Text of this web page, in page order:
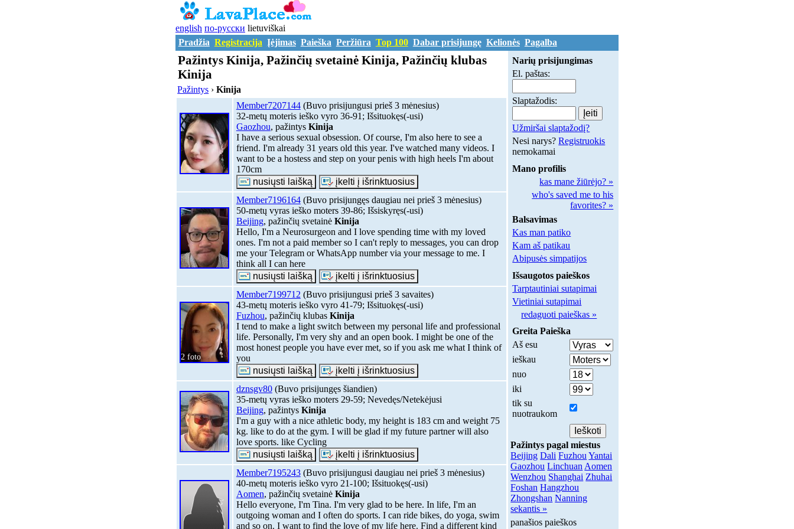
english по-русски lietuviškai
Pradžia Registracija Įėjimas Paieška Peržiūra Top 100 Dabar prisijungę Kelionės Pagalba
Pažintys Kinija, Pažinčių svetainė Kinija, Pažinčių klubas
Kinija
Pažintys ›Kinija
Member7207144(Buvo prisijungusi prieš 3 mėnesius)
32-metų moteris ieško vyro 36-91; Išsituokęs(-usi)
Gaozhou, pažintys Kinija
I have a serious sexual obsession. Of course, I'm also here to see a
friend. I'm already 31 years old this year. I've watched many videos. I
want to be a hostess and step on your penis with high heels I'm about
170cm
Member7196164(Buvo prisijungęs daugiau nei prieš 3 mėnesius)
50-metų vyras ieško moters 39-86; Išsiskyręs(-usi)
Beijing, pažinčių svetainė Kinija
Hello, I'm a Neurosurgeon and I love spending time with my loved
ones. I'm not a paid member so I can't reply to messages, you can drop
me your Telegram or WhatsApp number via your message to me. I
think all I can here
2 foto
Member7199712 (Buvo prisijungusi prieš 3 savaites)
43-metų moteris ieško vyro 41-79; Išsituokęs(-usi)
Fuzhou, pažinčių klubas Kinija
I tend to make a light switch between my personal life and professional
life. Personally, I'm very shy and an open book. I might be one of the
most honest people you have ever met, so if you ask me what I think of
you
dznsgv80(Buvo prisijungęs šiandien)
35-metų vyras ieško moters 29-59; Nevedęs/Netekėjusi
Beijing, pažintys Kinija
I'm a guy with a nice athletic body, my height is 183 cm and weight 75
kg. like to do at the gym. I will be glad if my future partner will also
love sports. like Cycling
Member7195243(Buvo prisijungusi daugiau nei prieš 3 mėnesius)
40-metų moteris ieško vyro 21-100; Išsituokęs(-usi)
Aomen, pažinčių svetainė Kinija
Hello everyone, I'm Tina. I'm very glad to be here. In life, I'm an
outgoing woman and I often do sports. I can ride bikes, do yoga, swim
and so on. I want to find the love of my life here. Find a different kind
Narių prisijungimas
El. paštas:
Slaptažodis:
Užmiršai slaptažodį?
Nesi narys?Registruokis
nemokamai
Mano profilis
kas mane žiūrėjo? »
who's saved me to his
favorites? »
Balsavimas
Kas man patiko
Kam aš patikau
Abipusės simpatijos
Išsaugotos paieškos
Tarptautiniai sutapimai
Vietiniai sutapimai
redaguoti paieškas »
Greita Paieška
Aš esu
ieškau
nuo
iki
tik su
nuotraukom
Pažintys pagal miestus
Beijing Dali Fuzhou Yantai
Gaozhou Linchuan Aomen
Wenzhou Shanghai Zhuhai
Foshan Hangzhou
Zhongshan Nanning
sekantis »
panašios paieškos